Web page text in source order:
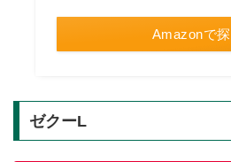
Amazonで
ゼクーL